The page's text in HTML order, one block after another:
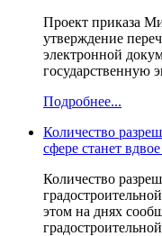
Проект приказа
утверждение
электронной
государственную
Подробнее...
Количество
сфере станет
Количество
этом на днях